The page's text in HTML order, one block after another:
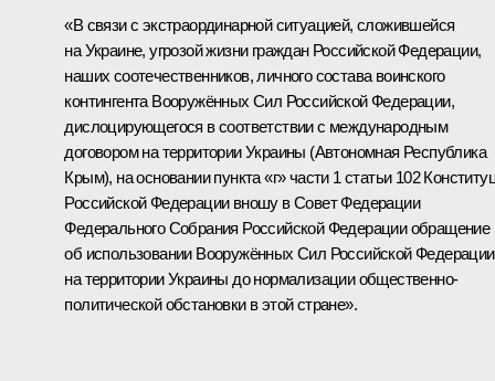
«В связи с экстраординарной ситуацией, сложившейся
на Украине, угрозой жизни граждан Российской Федерации,
наших соотечественников, личного состава воинского
контингента Вооружённых Сил Российской Федерации,
дислоцирующегося в соответствии с международным
договором на территории Украины (Автономная Республика
Крым), на основании пункта «г» части 1 статьи 102
Российской Федерации вношу в Совет Федерации
Федерального Собрания Российской Федерации обращение
об использовании Вооружённых Сил Российской Федерации
на территории Украины до нормализации общественно-
политической обстановки в этой стране».